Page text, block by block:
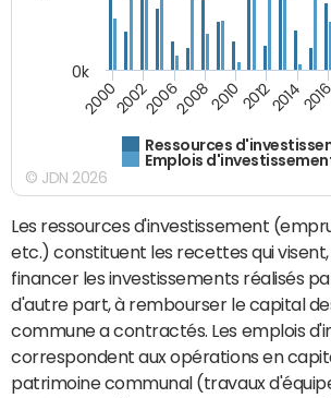
Ressources
Emplois
20002002200620082010201220142016
0k
© JDN 2026
Les ressources d'investissement
etc.) constituent les recettes qui
financer les investissements réalisés
d'autre part, à rembourser le capital
commune a contractés. Les emplois
correspondent aux opérations en
patrimoine communal (travaux